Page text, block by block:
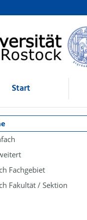
Start
Fachgebiet
Fakultät / Sektion